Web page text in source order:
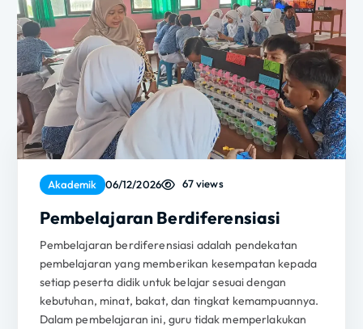
Akademik 06/12/2026 67 views
Pembelajaran Berdiferensiasi
Pembelajaran berdiferensiasi adalah pendekatan
pembelajaran yang memberikan kesempatan kepada
setiap peserta didik untuk belajar sesuai dengan
kebutuhan, minat, bakat, dan tingkat kemampuannya.
Dalam pembelajaran ini, guru tidak memperlakukan